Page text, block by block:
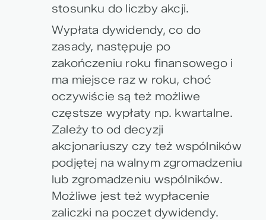
stosunku do liczby akcji.
Wypłata dywidendy, co do
zasady, następuje po
zakończeniu roku finansowego i
ma miejsce raz w roku, choć
oczywiście są też możliwe
częstsze wypłaty np. kwartalne.
Zależy to od decyzji
akcjonariuszy czy też wspólników
podjętej na walnym zgromadzeniu
lub zgromadzeniu wspólników.
Możliwe jest też wypłacenie
zaliczki na poczet dywidendy.